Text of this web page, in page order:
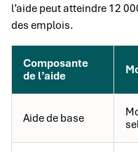
l’aide peut atteindre 12
des emplois.
Composante
de l’aide
Aide de base